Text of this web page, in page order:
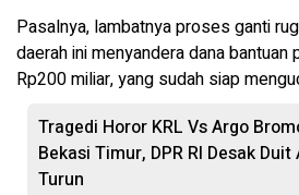
Pasalnya, lambatnya proses ganti
daerah ini menyandera dana
Rp200 miliar, yang sudah siap
Tragedi Horor KRL Vs Argo
Bekasi Timur, DPR RI Desak Duit
Turun